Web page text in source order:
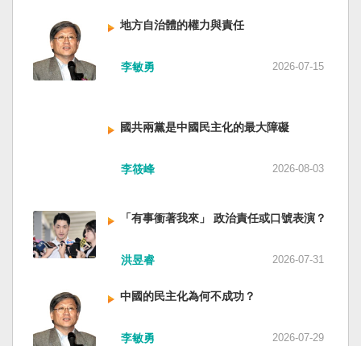
地方自治體的權力與責任
李敏勇 2026-07-15
國共兩黨是中國民主化的最大障礙
李筱峰 2026-08-03
「有事衝著我來」 政治責任或口號表演？
洪昱睿 2026-07-31
中國的民主化為何不成功？
李敏勇 2026-07-29